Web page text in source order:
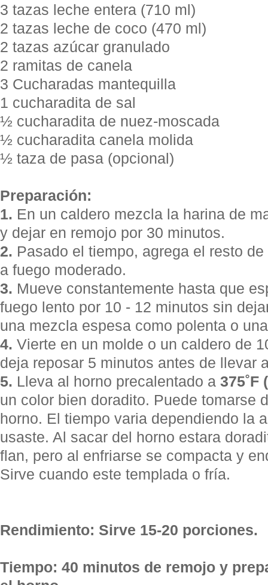
3 tazas leche entera (710 ml)
2 tazas leche de coco (470 ml)
2 tazas azúcar granulado
2 ramitas de canela
3 Cucharadas mantequilla
1 cucharadita de sal
½ cucharadita de nuez-moscada
½ cucharadita canela molida
½ taza de pasa (opcional)
Preparación:
1. En un caldero mezcla la harina de
y dejar en remojo por 30 minutos.
2. Pasado el tiempo, agrega el resto
a fuego moderado.
3. Mueve constantemente hasta que
fuego lento por 10 - 12 minutos sin
una mezcla espesa como polenta o
4. Vierte en un molde o un caldero de
deja reposar 5 minutos antes de llevar
5. Lleva al horno precalentado a 375˚F
un color bien doradito. Puede tomarse
horno. El tiempo varia dependiendo la
usaste. Al sacar del horno estara
flan, pero al enfriarse se compacta y
Sirve cuando este templada o fría.
Rendimiento: Sirve 15-20 porciones.
Tiempo: 40 minutos de remojo y